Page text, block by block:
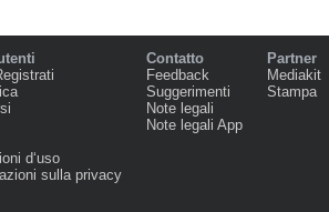
d‘uso
sulla privacy
Contatto
Feedback
Suggerimenti
Note legali
Note legali App
Partner
Mediakit
Stampa